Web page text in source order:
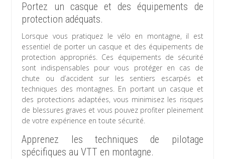
Portez un casque et des équipements de
protection adéquats.
Lorsque vous pratiquez le vélo en montagne, il est
essentiel de porter un casque et des équipements de
protection appropriés. Ces équipements de sécurité
sont indispensables pour vous protéger en cas de
chute ou d’accident sur les sentiers escarpés et
techniques des montagnes. En portant un casque et
des protections adaptées, vous minimisez les risques
de blessures graves et vous pouvez profiter pleinement
de votre expérience en toute sécurité.
Apprenez les techniques de pilotage
spécifiques au VTT en montagne.